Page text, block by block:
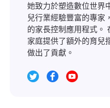
她致力於塑造數位世界
兒行業經驗豐富的專家
的家長控制應用程式。
家庭提供了額外的育兒
做出了貢獻。